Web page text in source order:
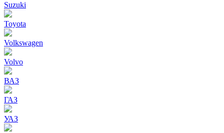
Suzuki
Toyota
Volkswagen
Volvo
ВАЗ
ГАЗ
УАЗ